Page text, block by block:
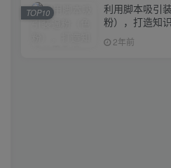
利用脚本吸引
粉），打造知
附388元美女写
2年前
TOP10